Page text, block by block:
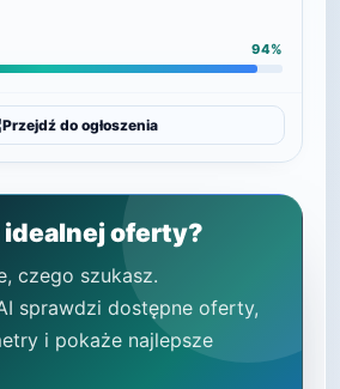
94%
Przejdź do ogłoszenia
idealnej oferty?
czego szukasz.
sprawdzi dostępne oferty,
i pokaże najlepsze